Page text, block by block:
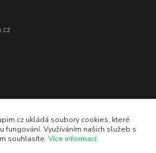
ukládá soubory cookies, které
fungování. Využíváním našich služeb s
souhlasíte. Více informací.